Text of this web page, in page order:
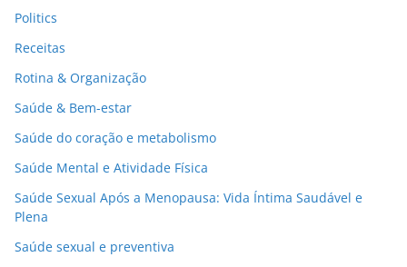
Politics
Receitas
Rotina & Organização
Saúde & Bem-estar
Saúde do coração e metabolismo
Saúde Mental e Atividade Física
Saúde Sexual Após a Menopausa: Vida Íntima Saudável e
Plena
Saúde sexual e preventiva